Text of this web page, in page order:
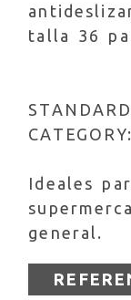
talla 36
Ideales
general.